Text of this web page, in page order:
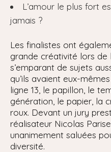
L’amour le plus fort
jamais ?
Les finalistes ont
grande créativité lors de
s’emparant de sujets
qu’ils avaient eux-
ligne 13, le papillon, le
génération, le papier, la
roux. Devant un jury
réalisateur Nicolas
unanimement saluées
diversité.